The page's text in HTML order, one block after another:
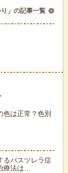
」の記事一覧
色は正常？色別
るパスツレラ症
療法は…